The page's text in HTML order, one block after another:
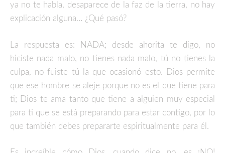
ya no te habla, desaparece de la faz de la tierra, no hay
explicación alguna… ¿Qué pasó?
La respuesta es: NADA; desde ahorita te digo, no
hiciste nada malo, no tienes nada malo, tú no tienes la
culpa, no fuiste tú la que ocasionó esto. Dios permite
que ese hombre se aleje porque no es el que tiene para
ti; Dios te ama tanto que tiene a alguien muy especial
para ti que se está preparando para estar contigo, por lo
que también debes prepararte espiritualmente para él.